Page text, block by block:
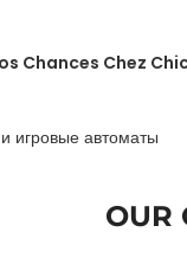
Chances Chez
игровые автоматы
OUR